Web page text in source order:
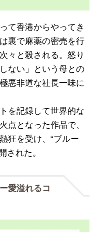
て香港からやってき
裏で麻薬の密売を行
々と殺される。怒り
ない」という母との
悪非道な社長一味に
を記録して世界的な
点となった作品で、
狂を受け、“ブルー
された。
愛溢れるコ